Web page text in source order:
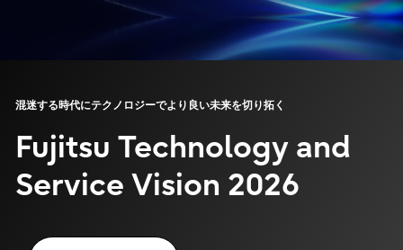
混迷する時代にテクノロジーでより良い未来を切り拓く
Fujitsu Technology and
Service Vision 2026